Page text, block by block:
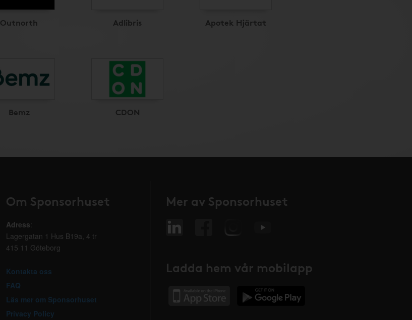
Outnorth Adlibris Apotek Hjärtat
Bemz CDON
Om Sponsorhuset
Adress:
Lagergatan 1 Hus B19a, 4 tr
415 11 Göteborg
Kontakta oss
FAQ
Läs mer om Sponsorhuset
Privacy Policy
Mer av Sponsorhuset
Ladda hem vår mobilapp